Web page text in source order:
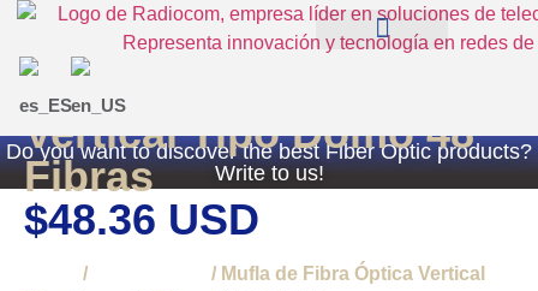
Do you want to discover the best Fiber Optic products?
Write to us!
Mufla de Fibra Óptica
Vertical Tipo Domo 48
Fibras
$48.36 USD
/
/ Mufla de Fibra Óptica Vertical